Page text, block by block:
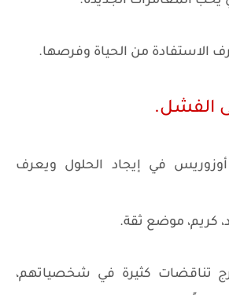
الاستفادة من الحياة وفرصها.
الفشل.
في إيجاد الحلول ويعرف
موضع ثقة.
تناقضات كثيرة في شخصياتهم،